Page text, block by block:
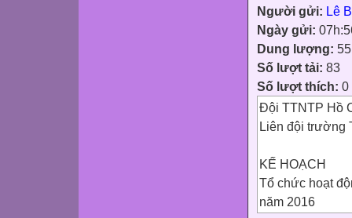
Người gửi: Lê
Ngày gửi:
Dung lượng:
Số lượt tải: 83
Số lượt thích: 0
Đội TTNTP Hồ
Liên đội trường
KẾ HOẠCH
Tổ chức hoạt
năm 2016